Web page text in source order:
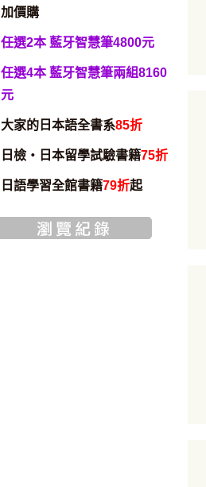
加價購
任選2本 藍牙智慧筆4800元
任選4本 藍牙智慧筆兩組8160
元
大家的日本語全書系85折
日檢・日本留學試驗書籍75折
日語學習全館書籍79折起